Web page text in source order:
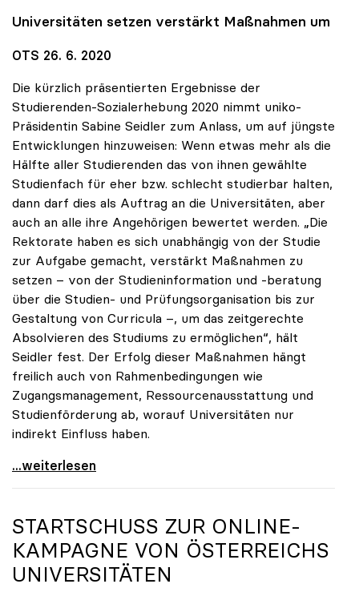
Universitäten setzen verstärkt Maßnahmen um
OTS 26. 6. 2020
Die kürzlich präsentierten Ergebnisse der
Studierenden-Sozialerhebung 2020 nimmt uniko-
Präsidentin Sabine Seidler zum Anlass, um auf jüngste
Entwicklungen hinzuweisen: Wenn etwas mehr als die
Hälfte aller Studierenden das von ihnen gewählte
Studienfach für eher bzw. schlecht studierbar halten,
dann darf dies als Auftrag an die Universitäten, aber
auch an alle ihre Angehörigen bewertet werden. „Die
Rektorate haben es sich unabhängig von der Studie
zur Aufgabe gemacht, verstärkt Maßnahmen zu
setzen – von der Studieninformation und -beratung
über die Studien- und Prüfungsorganisation bis zur
Gestaltung von Curricula –, um das zeitgerechte
Absolvieren des Studiums zu ermöglichen“, hält
Seidler fest. Der Erfolg dieser Maßnahmen hängt
freilich auch von Rahmenbedingungen wie
Zugangsmanagement, Ressourcenausstattung und
Studienförderung ab, worauf Universitäten nur
indirekt Einfluss haben.
Seidler: Erfolgreiches Studieren ist im ureigenen
...weiterlesen
STARTSCHUSS ZUR ONLINE-
KAMPAGNE VON ÖSTERREICHS
UNIVERSITÄTEN